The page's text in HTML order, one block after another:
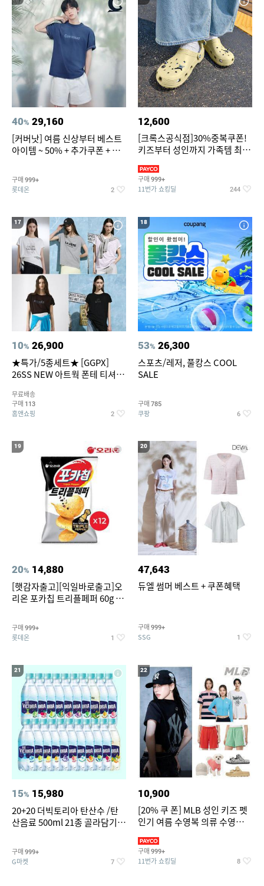
40% 29,160
[커버낫] 여름 신상부터 베스트
아이템 ~ 50% + 추가쿠폰 + 카
구매 999+
롯데온 2
12,600
[크록스공식점]30%중복쿠폰!
키즈부터 성인까지 가족템 최대
구매 999+
11번가 쇼킹딜 244
17
10% 26,900
★특가/5종세트★ [GGPX]
26SS NEW 아트웍 폰테 티셔츠
무료배송
구매 113
홈앤쇼핑 2
18
53% 26,300
스포츠/레저, 풀캉스 COOL
SALE
구매 785
쿠팡 6
19
20% 14,880
[햇감자출고][익일바로출고]오
리온 포카칩 트리플페퍼 60g 12
구매 999+
롯데온 1
20
47,643
듀엘 썸머 베스트 + 쿠폰혜택
구매 999+
SSG 1
21
15% 15,980
20+20 더빅토리아 탄산수 /탄
산음료 500ml 21종 골라담기
구매 999+
G마켓 7
22
10,900
[20% 쿠 폰] MLB 성인 키즈 펫
인기 여름 수영복 의류 수영복
구매 999+
11번가 쇼킹딜 8